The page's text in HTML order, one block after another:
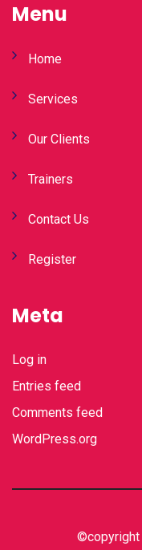
Menu
Home
Services
Our Clients
Trainers
Contact Us
Register
Meta
Log in
Entries feed
Comments feed
WordPress.org
©copyright